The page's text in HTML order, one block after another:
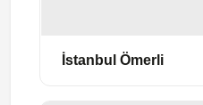
İstanbul Ömerli